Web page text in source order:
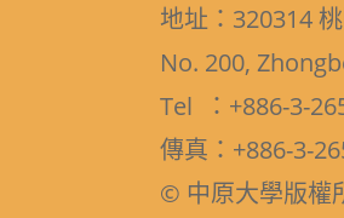
地址：320314
No. 200,
Tel ：+886-3-
傳真：+886-3-
© 中原大學版權